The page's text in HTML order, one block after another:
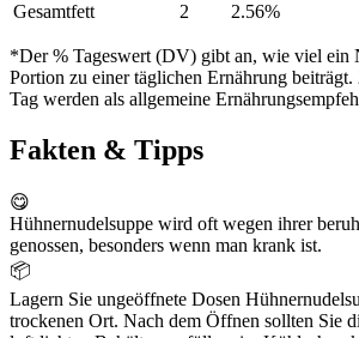
Gesamtfett
2 2.56%
*Der % Tageswert (DV) gibt an, wie viel ein
Portion zu einer täglichen Ernährung
Tag werden als allgemeine
Fakten & Tipps
😋
Hühnernudelsuppe wird oft wegen ihrer
genossen, besonders wenn man krank ist.
📦
Lagern Sie ungeöffnete Dosen
trockenen Ort. Nach dem Öffnen sollten Sie